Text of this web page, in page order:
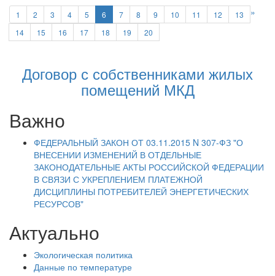
1 2 3 4 5 6 7 8 9 10 11 12
13
14
15 16 17 18 19 20
»
Договор с собственниками жилых
помещений МКД
Важно
ФЕДЕРАЛЬНЫЙ ЗАКОН ОТ 03.11.2015 N 307-ФЗ "О
ВНЕСЕНИИ ИЗМЕНЕНИЙ В ОТДЕЛЬНЫЕ
ЗАКОНОДАТЕЛЬНЫЕ АКТЫ РОССИЙСКОЙ ФЕДЕРАЦИИ
В СВЯЗИ С УКРЕПЛЕНИЕМ ПЛАТЕЖНОЙ
ДИСЦИПЛИНЫ ПОТРЕБИТЕЛЕЙ ЭНЕРГЕТИЧЕСКИХ
РЕСУРСОВ"
Актуально
Экологическая политика
Данные по температуре